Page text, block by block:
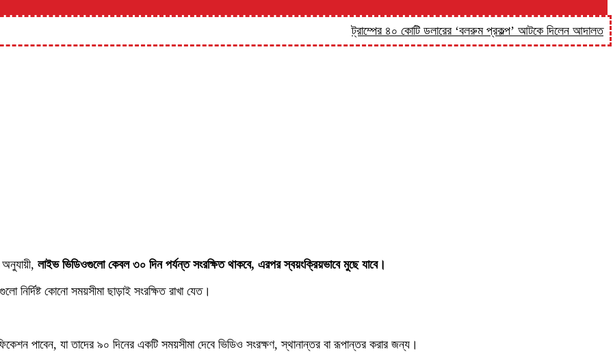
ট্রাম্পের ৪০ কোটি ডলারের ‘বলরুম প্রকল্প’ আটকে দিলেন আদালত ‘কিসের
লাইভ ভিডিওগুলো কেবল ৩০ দিন পর্যন্ত সংরক্ষিত থাকবে, এরপর স্বয়ংক্রিয়ভাবে মুছে যাবে।
কোনো সময়সীমা ছাড়াই সংরক্ষিত রাখা যেত।
পাবেন, যা তাদের ৯০ দিনের একটি সময়সীমা দেবে ভিডিও সংরক্ষণ, স্থানান্তর বা রূপান্তর করার জন্য।